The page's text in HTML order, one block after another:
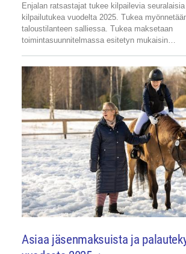
Enjalan ratsastajat tukee kilpailevia
kilpailutukea vuodelta 2025. Tukea
taloustilanteen salliessa. Tukea maksetaan
toimintasuunnitelmassa esitetyn mukaisin…
Asiaa jäsenmaksuista ja